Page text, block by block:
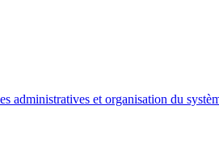
administratives et organisation du